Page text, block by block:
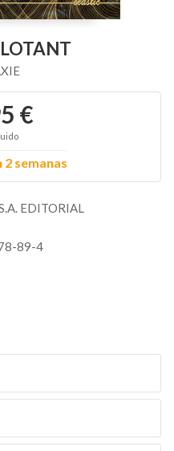
€
semanas
EDITORIAL
89-4